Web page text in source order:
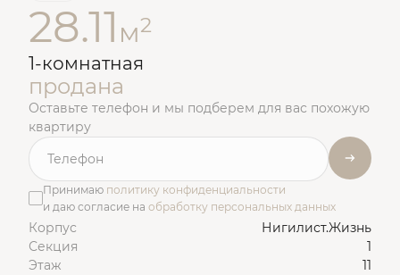
28.11 м2
1-комнатная
продана
Оставьте телефон и мы подберем для вас похожую
квартиру
Принимаю политику конфиденциальности
и даю согласие на обработку персональных данных
Корпус
Нигилист.Жизнь
Секция
1
Этаж
11